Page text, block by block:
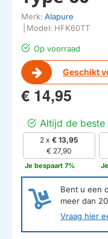
Op voorraad
Geschikt
Merk: Alapure
Model: HFK60TT
€ 14,95
Altijd de beste
2 x€ 13,95
€ 27,90
Je bespaart 7%
Bent u een
meer dan 20
Vraag hier